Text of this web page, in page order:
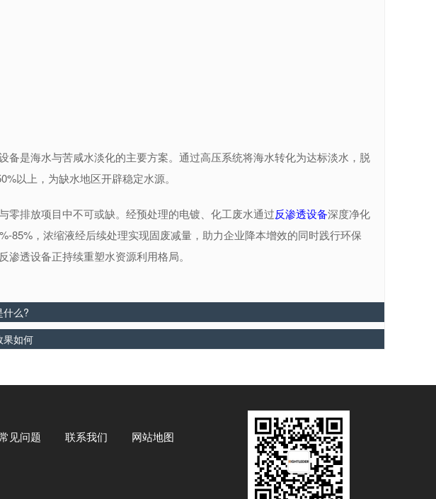
是海水与苦咸水淡化的主要方案。通过高压系统将海水转化为达标淡水，脱
以上，为缺水地区开辟稳定水源。
排放项目中不可或缺。经预处理的电镀、化工废水通过反渗透设备深度净化
85%，浓缩液经后续处理实现固废减量，助力企业降本增效的同时践行环保
透设备正持续重塑水资源利用格局。
什么?
果如何
见问题 联系我们
网站地图